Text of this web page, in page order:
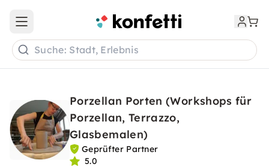
Open main menu
Suche: Stadt, Erlebnis
Porzellan Porten (Workshops für
Porzellan, Terrazzo,
Glasbemalen)
Geprüfter Partner
5.0